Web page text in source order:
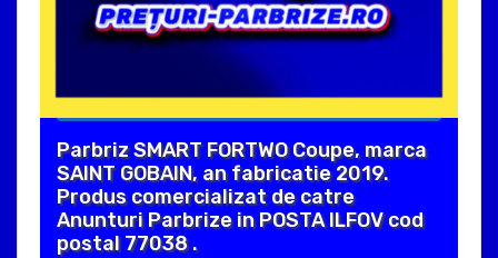
Parbriz SMART FORTWO Coupe, marca
SAINT GOBAIN, an fabricatie 2019.
Produs comercializat de catre
Anunturi Parbrize in POSTA ILFOV cod
postal 77038 .